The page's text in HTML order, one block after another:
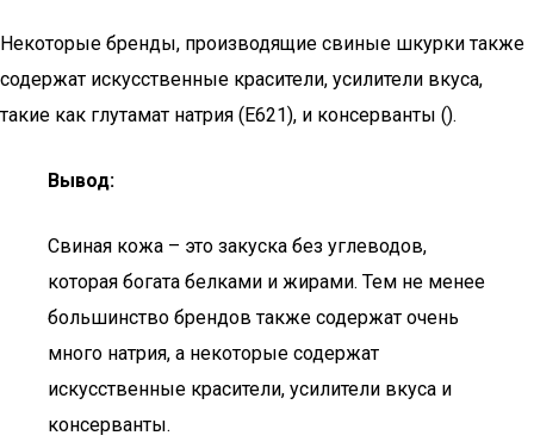
Некоторые бренды, производящие свиные шкурки также
содержат искусственные красители, усилители вкуса,
такие как глутамат натрия (E621), и консерванты ().
Вывод:
Свиная кожа – это закуска без углеводов,
которая богата белками и жирами. Тем не менее
большинство брендов также содержат очень
много натрия, а некоторые содержат
искусственные красители, усилители вкуса и
консерванты.